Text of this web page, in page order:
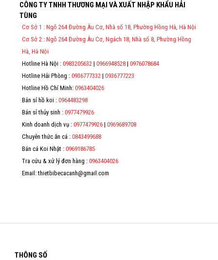
Theo Nghị định 123/2020/NĐ-CP và nghị định 70/2025/NĐ-CP về
việc thực hiện lập Hóa Đơn Điện Tử bán hàng và cung cấp dịch vụ
cho người mua bắt buộc phải thế hiện đầy đủ thông tin: họ tên,
địa chỉ, mã số thuế/ căn cước công dân/ số định danh.
CÔNG TY TNHH THƯƠNG MẠI VÀ XUẤT NHẬP KHẨU HẢI
TÙNG
Cơ Sở 1 : Ngõ 264 Đường Âu Cơ, Nhà số 18, Phường Hồng Hà, Hà Nội
Cơ Sở 2 : Ngõ 264 Đường Âu Cơ, Ngách 18, Nhà số 8, Phường Hồng
Hà, Hà Nội
Hotline Hà Nội : 0983205632 | 0966948528 | 0976078684
Hotline Hải Phòng : 0936777332 | 0936777223
Hotline Hồ Chí Minh: 0963404026
Bán sỉ hồ koi : 0964483298
Bán sỉ thủy sinh : 0977479926
Kinh doanh dịch vụ : 0977479926 | 0969689708
Chuyên thức ăn cá : 0843499688
Bán cá Koi Nhật : 0969186785
Tra cứu & xử lý đơn hàng : 0963404026
Email: thietbibecacanh@gmail.com
THÔNG SỐ